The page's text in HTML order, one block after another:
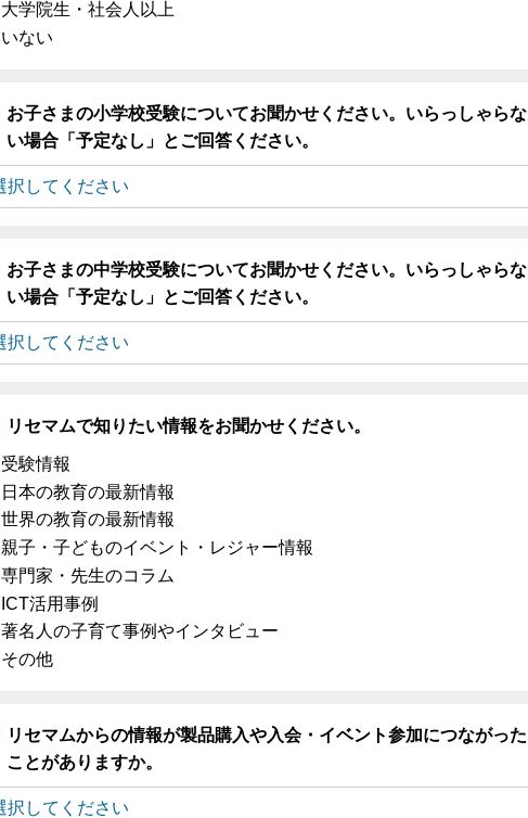
大学院生・社会人以上
いない
お子さまの小学校受験についてお聞かせください。いらっしゃらな
い場合「予定なし」とご回答ください。
お子さまの中学校受験についてお聞かせください。いらっしゃらな
い場合「予定なし」とご回答ください。
リセマムで知りたい情報をお聞かせください。
受験情報
日本の教育の最新情報
世界の教育の最新情報
親子・子どものイベント・レジャー情報
専門家・先生のコラム
ICT活用事例
著名人の子育て事例やインタビュー
その他
リセマムからの情報が製品購入や入会・イベント参加につながった
ことがありますか。